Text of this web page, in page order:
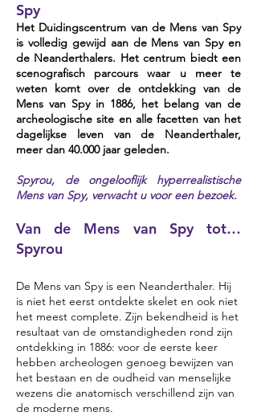
Spy
Het Duidingscentrum van de Mens van Spy
is volledig gewijd aan de Mens van Spy en
de Neanderthalers. Het centrum biedt een
scenografisch parcours waar u meer te
weten komt over de ontdekking van de
Mens van Spy in 1886, het belang van de
archeologische site en alle facetten van het
dagelijkse leven van de Neanderthaler,
meer dan 40.000 jaar geleden.
Spyrou, de ongelooflijk hyperrealistische
Mens van Spy, verwacht u voor een bezoek.
Van de Mens van Spy tot…
Spyrou
De Mens van Spy is een Neanderthaler. Hij
is niet het eerst ontdekte skelet en ook niet
het meest complete. Zijn bekendheid is het
resultaat van de omstandigheden rond zijn
ontdekking in 1886: voor de eerste keer
hebben archeologen genoeg bewijzen van
het bestaan en de oudheid van menselijke
wezens die anatomisch verschillend zijn van
de moderne mens.